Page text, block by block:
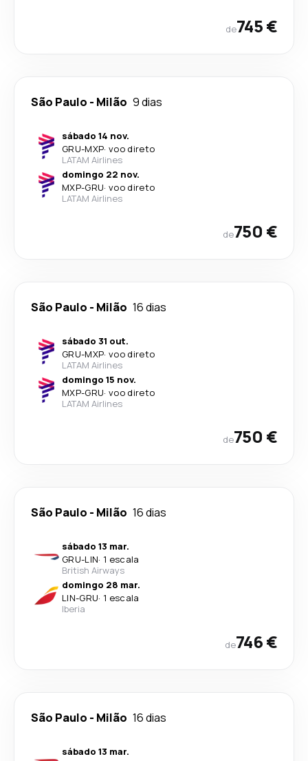
de745 €
São Paulo - Milão 9 dias
sábado 14 nov.
GRU-MXP· voo direto
LATAM Airlines
domingo 22 nov.
MXP-GRU· voo direto
LATAM Airlines
de750 €
São Paulo - Milão 16 dias
sábado 31 out.
GRU-MXP· voo direto
LATAM Airlines
domingo 15 nov.
MXP-GRU· voo direto
LATAM Airlines
de750 €
São Paulo - Milão 16 dias
sábado 13 mar.
GRU-LIN· 1 escala
British Airways
domingo 28 mar.
LIN-GRU· 1 escala
Iberia
de746 €
São Paulo - Milão 16 dias
sábado 13 mar.